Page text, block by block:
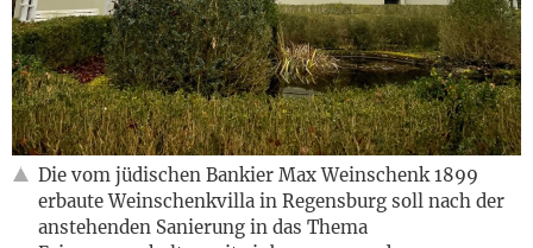
Die vom jüdischen Bankier Max Weinschenk 1899
erbaute Weinschenkvilla in Regensburg soll nach der
anstehenden Sanierung in das Thema